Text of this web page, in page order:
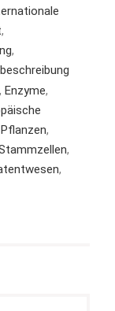
,
,
Enzyme,
,
,
,